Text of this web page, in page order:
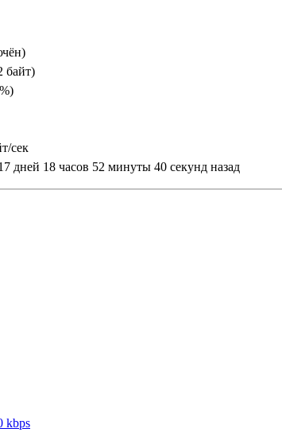
байт)
сек
дней 18 часов 52 минуты 40 секунд назад
kbps